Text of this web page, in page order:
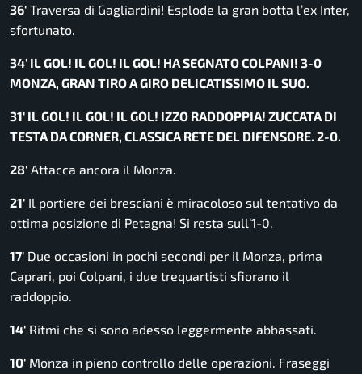
36′ Traversa di Gagliardini! Esplode la gran botta l’ex Inter,
sfortunato.
34′ IL GOL! IL GOL! IL GOL! HA SEGNATO COLPANI! 3-0
MONZA, GRAN TIRO A GIRO DELICATISSIMO IL SUO.
31′ IL GOL! IL GOL! IL GOL! IZZO RADDOPPIA! ZUCCATA DI
TESTA DA CORNER, CLASSICA RETE DEL DIFENSORE. 2-0.
28′ Attacca ancora il Monza.
21′ Il portiere dei bresciani è miracoloso sul tentativo da
ottima posizione di Petagna! Si resta sull’1-0.
17′ Due occasioni in pochi secondi per il Monza, prima
Caprari, poi Colpani, i due trequartisti sfiorano il
raddoppio.
14′ Ritmi che si sono adesso leggermente abbassati.
10′ Monza in pieno controllo delle operazioni. Fraseggi